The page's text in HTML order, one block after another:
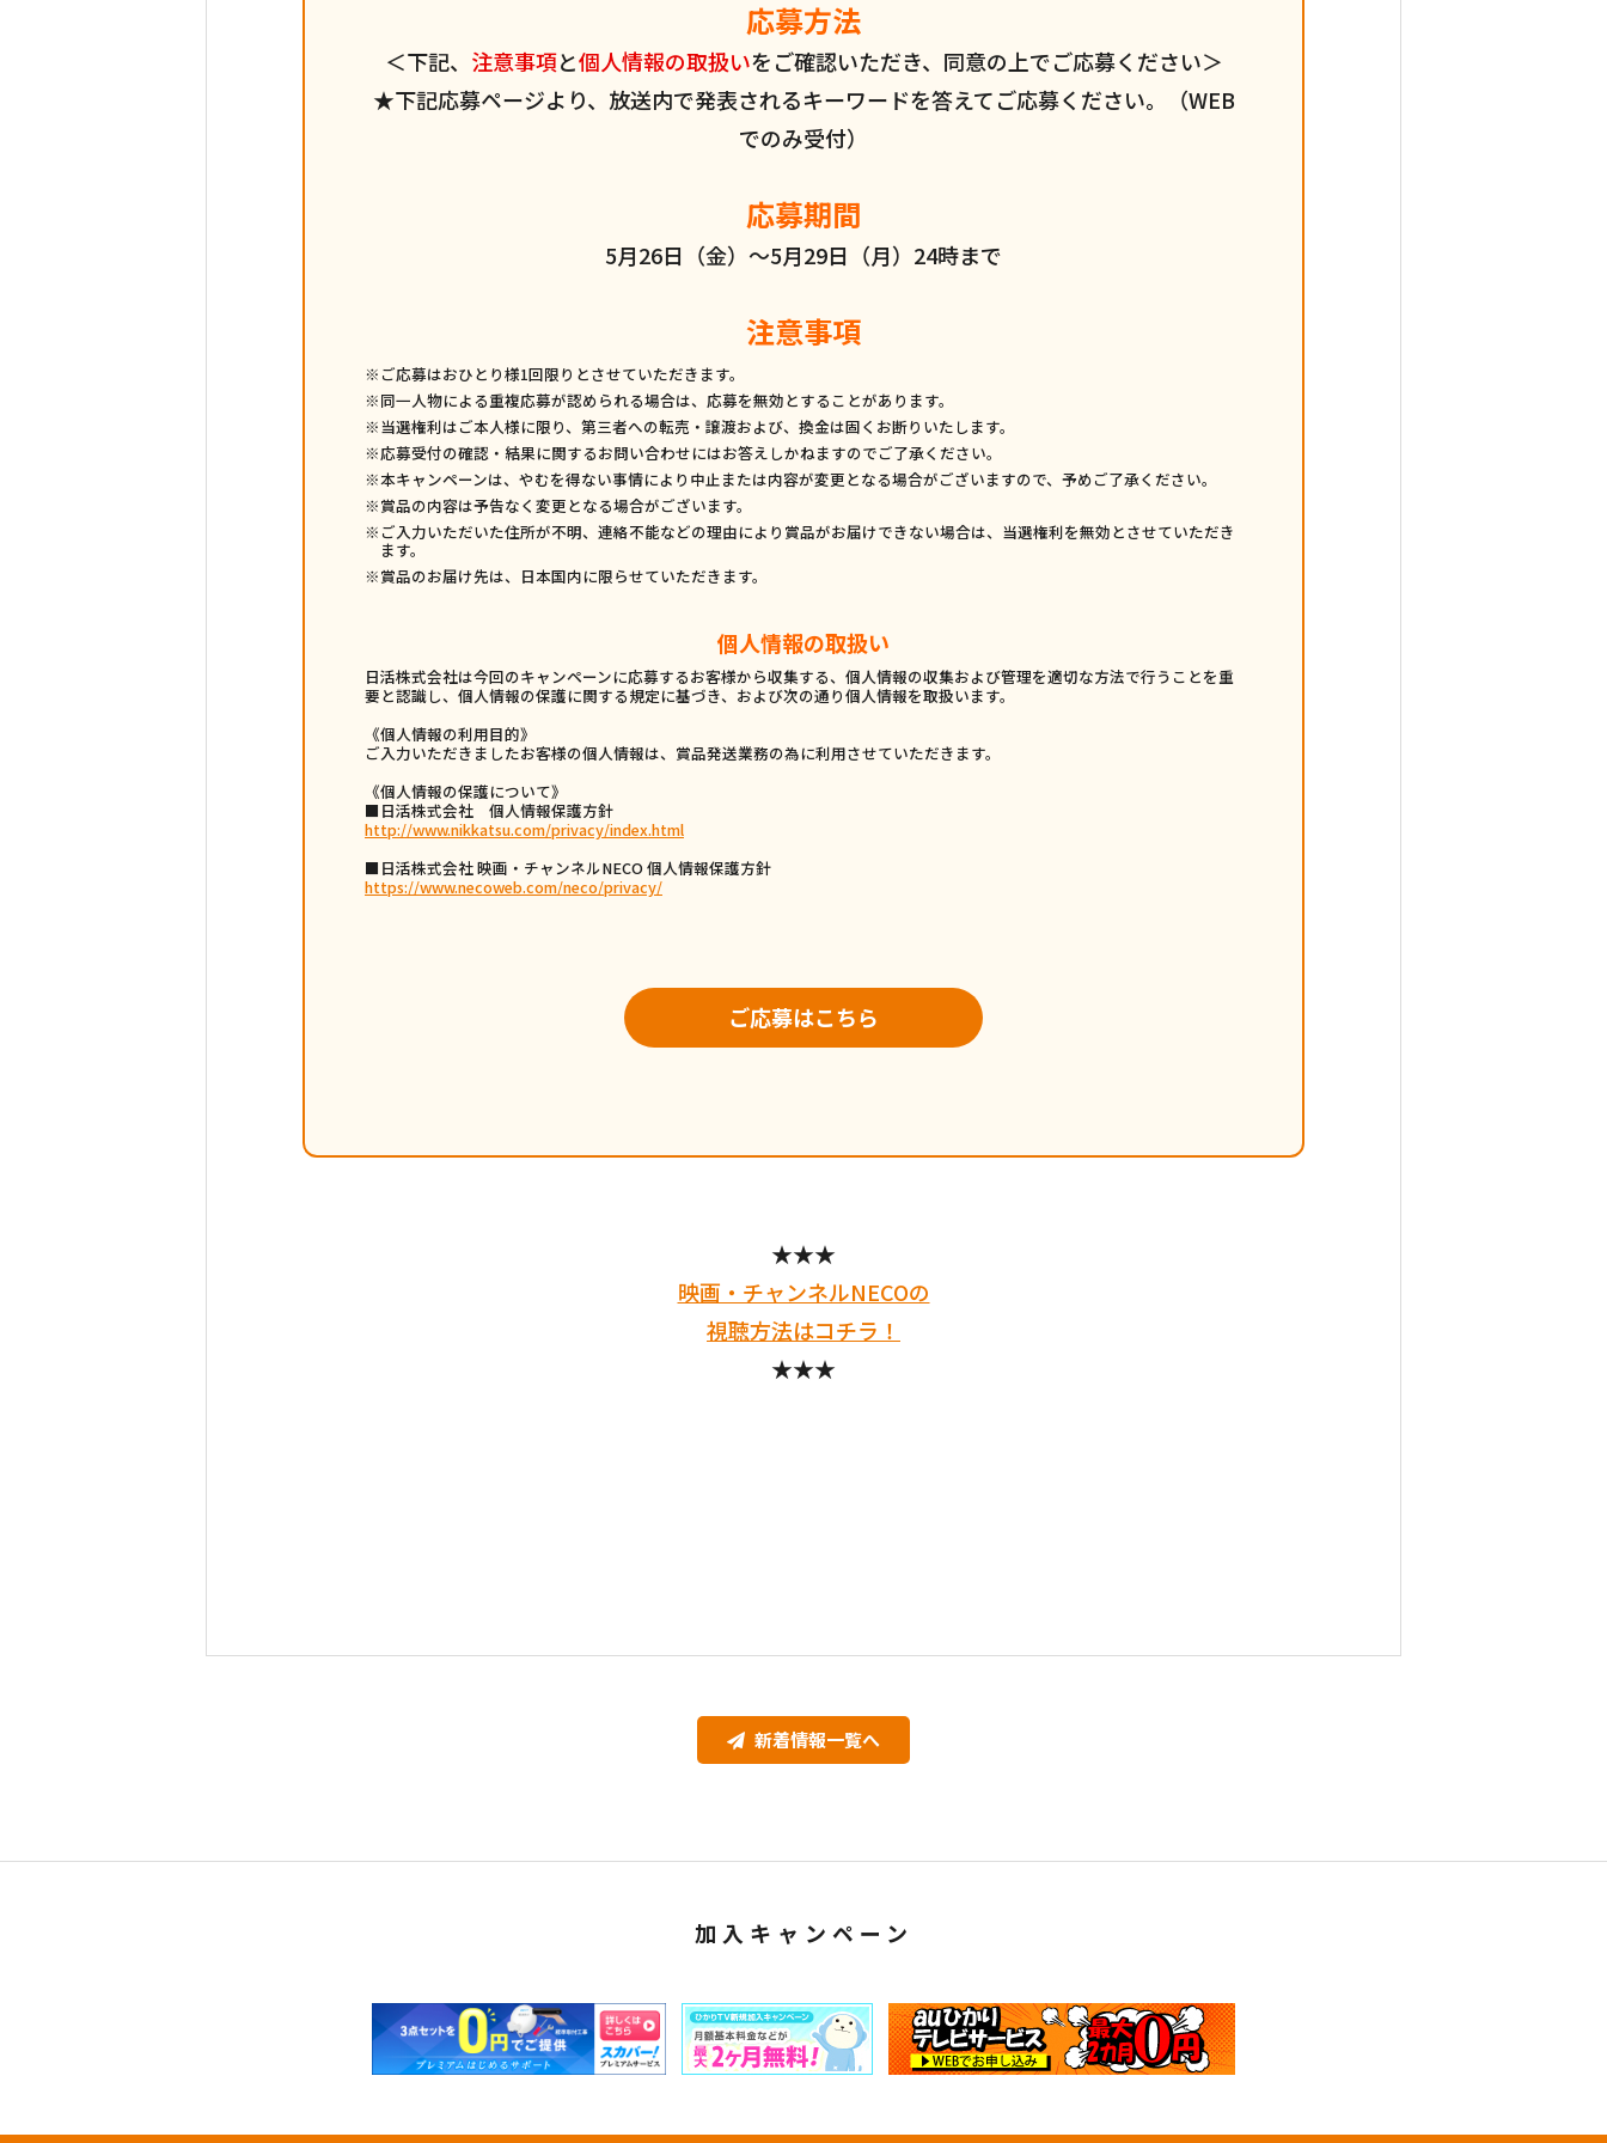
応募方法
＜下記、 注意事項と個人情報の取扱いをご確認いただき、同意の上でご応募ください＞
★下記応募ページより、放送内で発表されるキーワードを答えてご応募ください。（WEB
でのみ受付）
応募期間
5月26日（金）～5月29日（月）24時まで
注意事項
※ご応募はおひとり様1回限りとさせていただきます。
※同一人物による重複応募が認められる場合は、応募を無効とすることがあります。
※当選権利はご本人様に限り、第三者への転売・譲渡および、換金は固くお断りいたします。
※応募受付の確認・結果に関するお問い合わせにはお答えしかねますのでご了承ください。
※本キャンペーンは、やむを得ない事情により中止または内容が変更となる場合がございますので、予めご了承ください。
※賞品の内容は予告なく変更となる場合がございます。
※ご入力いただいた住所が不明、連絡不能などの理由により賞品がお届けできない場合は、当選権利を無効とさせていただき
ます。
※賞品のお届け先は、日本国内に限らせていただきます。
個人情報の取扱い
日活株式会社は今回のキャンペーンに応募するお客様から収集する、個人情報の収集および管理を適切な方法で行うことを重
要と認識し、個人情報の保護に関する規定に基づき、および次の通り個人情報を取扱います。
《個人情報の利用目的》
ご入力いただきましたお客様の個人情報は、賞品発送業務の為に利用させていただきます。
《個人情報の保護について》
■日活株式会社 個人情報保護方針
http://www.nikkatsu.com/privacy/index.html
■日活株式会社 映画・チャンネルNECO 個人情報保護方針
https://www.necoweb.com/neco/privacy/
ご応募はこちら
★★★
映画・チャンネルNECOの
視聴方法はコチラ！
★★★
新着情報一覧へ
加入キャンペーン